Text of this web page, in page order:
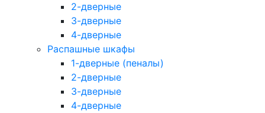
2-дверные
3-дверные
4-дверные
Распашные шкафы
1-дверные (пеналы)
2-дверные
3-дверные
4-дверные